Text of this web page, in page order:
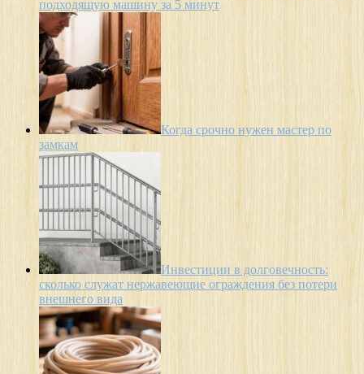
подходящую машину за 5 минут
Когда срочно нужен мастер по
замкам
Инвестиции в долговечность:
сколько служат нержавеющие ограждения без потери
внешнего вида